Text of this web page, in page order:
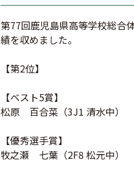
第77回鹿児島県高等学校総合
績を収めました。
【第2位】
【ベスト5賞】
松原 百合菜（3J1 清水中）
【優秀選手賞】
牧之瀬 七葉（2F8 松元中）